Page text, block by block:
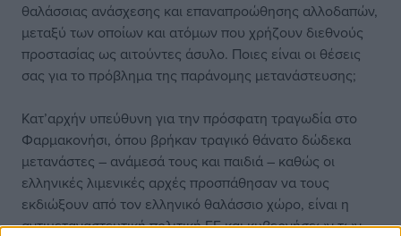
θαλάσσιας ανάσχεσης και επαναπροώθησης αλλοδαπών,
μεταξύ των οποίων και ατόμων που χρήζουν διεθνούς
προστασίας ως αιτούντες άσυλο. Ποιες είναι οι θέσεις
σας για το πρόβλημα της παράνομης μετανάστευσης;
Κατ’αρχήν υπεύθυνη για την πρόσφατη τραγωδία στο
Φαρμακονήσι, όπου βρήκαν τραγικό θάνατο δώδεκα
μετανάστες – ανάμεσά τους και παιδιά – καθώς οι
ελληνικές λιμενικές αρχές προσπάθησαν να τους
εκδιώξουν από τον ελληνικό θαλάσσιο χώρο, είναι η
αντιμεταναστευτική πολιτική ΕΕ και κυβερνήσεων των